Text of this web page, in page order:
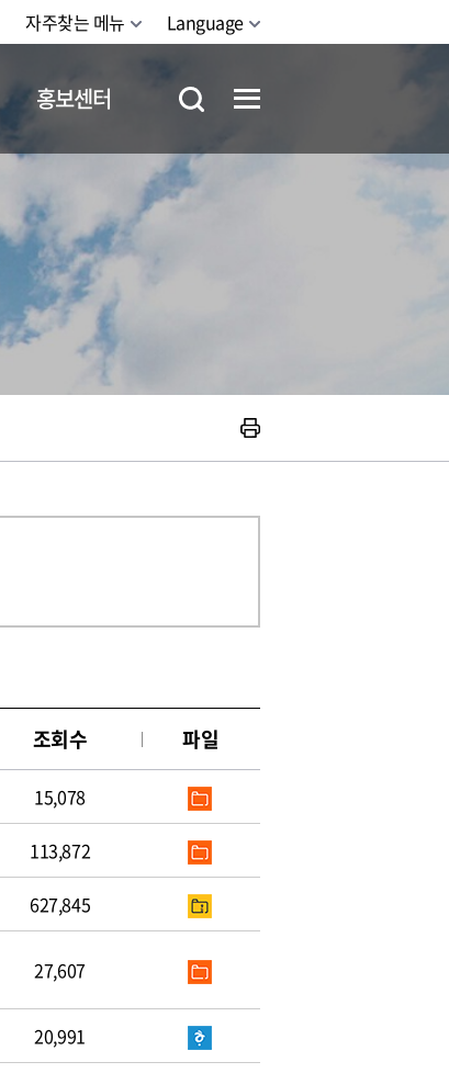
자주찾는 메뉴 Language
홍보센터
조회수 파일
15,078
113,872
627,845
27,607
20,991